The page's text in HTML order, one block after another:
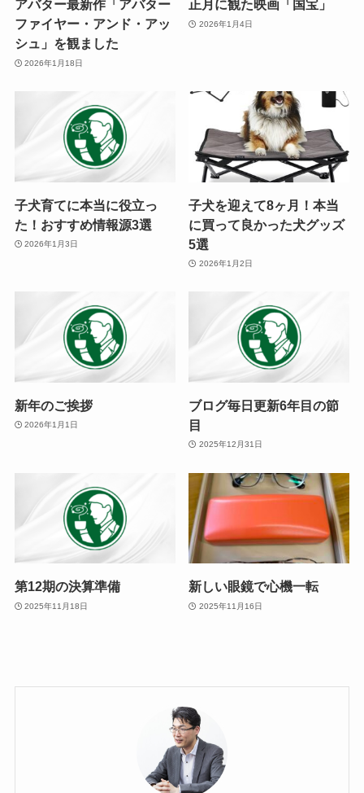
アバター最新作「アバター
ファイヤー・アンド・アッ
シュ」を観ました
2026年1月18日
正月に観た映画「国宝」
2026年1月4日
子犬育てに本当に役立っ
た！おすすめ情報源3選
2026年1月3日
子犬を迎えて8ヶ月！本当
に買って良かった犬グッズ
5選
2026年1月2日
新年のご挨拶
2026年1月1日
ブログ毎日更新6年目の節
目
2025年12月31日
第12期の決算準備
2025年11月18日
新しい眼鏡で心機一転
2025年11月16日